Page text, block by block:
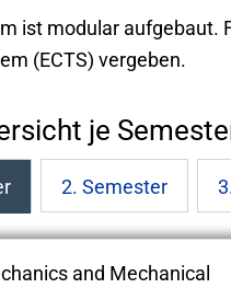
ist modular aufgebaut.
(ECTS) vergeben.
je
2. Semester
and Mechanical